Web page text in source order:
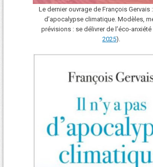
Le dernier ouvrage de François Gervais :
d’apocalypse climatique. Modèles,
prévisions : se délivrer de l’éco-anxiété
2025).